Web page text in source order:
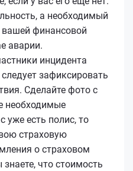
а необходимый
вашей финансовой
аварии.
инцидента
зафиксировать
Сделайте фото с
необходимые
уже есть полис, то
страховую
о страховом
что стоимость